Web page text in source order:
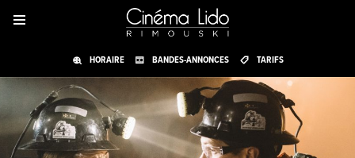
HORAIRE BANDES-ANNONCES TARIFS